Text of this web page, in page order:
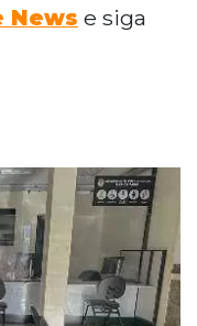
News e siga